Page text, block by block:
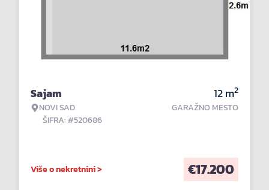
Sajam
NOVI SAD
ŠIFRA: #520686
12m2
GARAŽNO MESTO
Više o nekretnini > €17.200